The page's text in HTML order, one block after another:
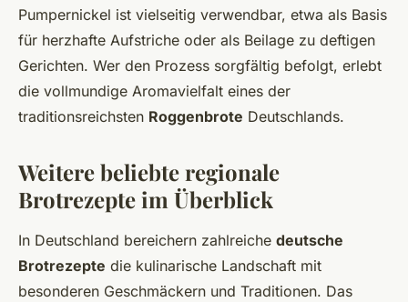
Pumpernickel ist vielseitig verwendbar, etwa als Basis
für herzhafte Aufstriche oder als Beilage zu deftigen
Gerichten. Wer den Prozess sorgfältig befolgt, erlebt
die vollmundige Aromavielfalt eines der
traditionsreichsten Roggenbrote Deutschlands.
Weitere beliebte regionale
Brotrezepte im Überblick
In Deutschland bereichern zahlreiche deutsche
Brotrezepte die kulinarische Landschaft mit
besonderen Geschmäckern und Traditionen. Das